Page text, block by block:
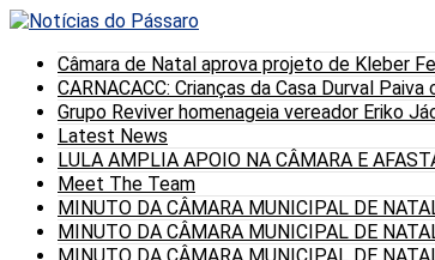
Câmara de Natal aprova projeto de Kleber
CARNACACC: Crianças da Casa Durval
Grupo Reviver homenageia vereador Eriko
Latest News
LULA AMPLIA APOIO NA CÂMARA E
Meet The Team
MINUTO DA CÂMARA MUNICIPAL DE
MINUTO DA CÂMARA MUNICIPAL DE